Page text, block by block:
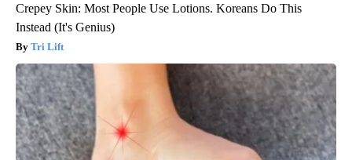
Crepey Skin: Most People Use Lotions. Koreans Do This
Instead (It's Genius)
Tri Lift